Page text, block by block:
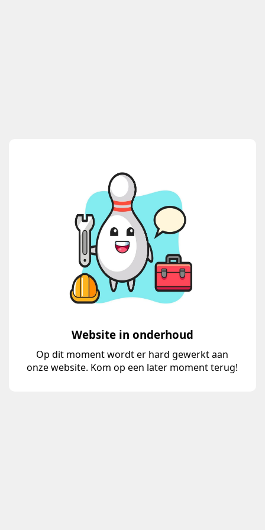
Website in onderhoud
Op dit moment wordt er hard gewerkt aan
onze website. Kom op een later moment terug!